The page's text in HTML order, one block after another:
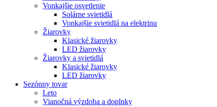
Vonkajšie osvetlenie
Solárne svietidlá
Vonkajšie svietidlá na elektrinu
Žiarovky
Klasické žiarovky
LED žiarovky
Žiarovky a svietidlá
Klasické žiarovky
LED žiarovky
Sezónny tovar
Leto
Vianočná výzdoba a doplnky